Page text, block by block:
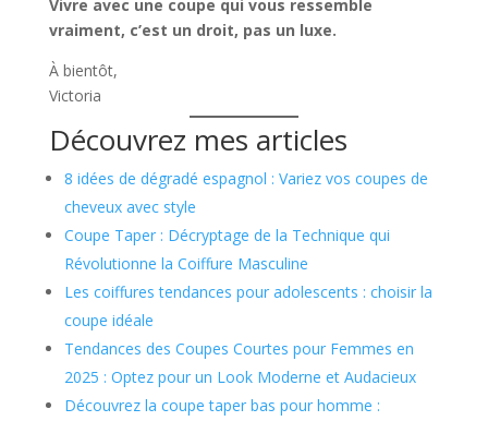
Vivre avec une coupe qui vous ressemble
vraiment, c’est un droit, pas un luxe.
À bientôt,
Victoria
Découvrez mes articles
8 idées de dégradé espagnol : Variez vos coupes de
cheveux avec style
Coupe Taper : Décryptage de la Technique qui
Révolutionne la Coiffure Masculine
Les coiffures tendances pour adolescents : choisir la
coupe idéale
Tendances des Coupes Courtes pour Femmes en
2025 : Optez pour un Look Moderne et Audacieux
Découvrez la coupe taper bas pour homme :